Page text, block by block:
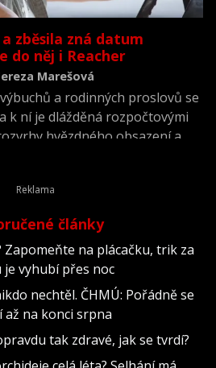
zběsila zná datum
do něj i Reacher
Marešová
a rodinných proslovů se
k ní je dlážděná rozpočtovými
hvězdného obsazení a
články
Zapomeňte na plácačku, trik za
vyhubí přes noc
nechtěl. ČHMÚ: Pořádně se
až na konci srpna
tak zdravé, jak se tvrdí?